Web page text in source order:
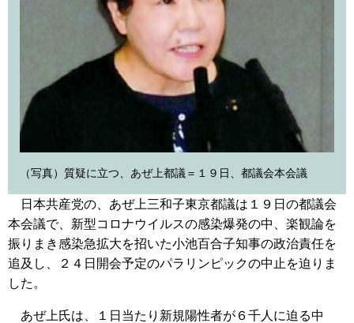
（写真）質疑に立つ、あぜ上都議＝１９日、都議会本会議
日本共産党の、あぜ上三和子東京都議は１９日の都議会
本会議で、新型コロナウイルスの感染爆発の中、楽観論を
振りまき感染急拡大を招いた小池百合子知事の政治責任を
追及し、２４日開会予定のパラリンピックの中止を迫りま
した。
あぜ上氏は、１日当たり新規陽性者が６千人に迫る中